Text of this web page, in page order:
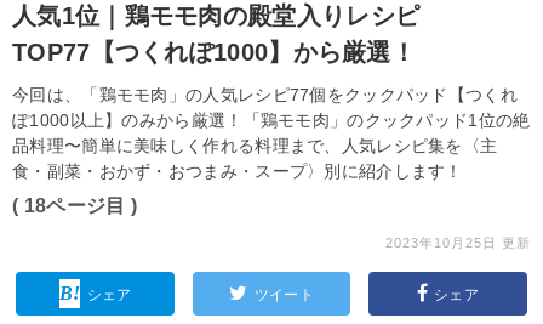
人気1位｜鶏モモ肉の殿堂入りレシピ
TOP77【つくれぽ1000】から厳選！
今回は、「鶏モモ肉」の人気レシピ77個をクックパッド【つくれ
ぽ1000以上】のみから厳選！「鶏モモ肉」のクックパッド1位の絶
品料理〜簡単に美味しく作れる料理まで、人気レシピ集を〈主
食・副菜・おかず・おつまみ・スープ〉別に紹介します！
( 18ページ目 )
2023年10月25日 更新
シェア ツイート シェア